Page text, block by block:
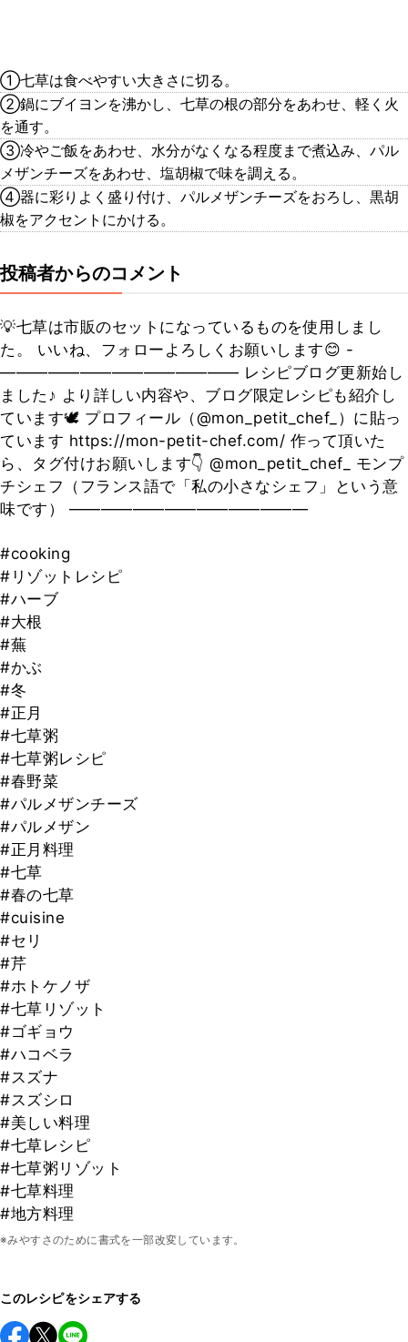
①七草は食べやすい大きさに切る。
②鍋にブイヨンを沸かし、七草の根の部分をあわせ、軽く火
を通す。
③冷やご飯をあわせ、水分がなくなる程度まで煮込み、パル
メザンチーズをあわせ、塩胡椒で味を調える。
④器に彩りよく盛り付け、パルメザンチーズをおろし、黒胡
椒をアクセントにかける。
投稿者からのコメント
💡七草は市販のセットになっているものを使用しまし
た。 いいね、フォローよろしくお願いします😊 -
——————————————— レシピブログ更新始し
ました♪ より詳しい内容や、ブログ限定レシピも紹介し
ています🕊 プロフィール（@mon_petit_chef_）に貼っ
ています https://mon-petit-chef.com/ 作って頂いた
ら、タグ付けお願いします👇 @mon_petit_chef_ モンプ
チシェフ（フランス語で「私の小さなシェフ」という意
味です） ———————————————
#cooking
#リゾットレシピ
#ハーブ
#大根
#蕪
#かぶ
#冬
#正月
#七草粥
#七草粥レシピ
#春野菜
#パルメザンチーズ
#パルメザン
#正月料理
#七草
#春の七草
#cuisine
#セリ
#芹
#ホトケノザ
#七草リゾット
#ゴギョウ
#ハコベラ
#スズナ
#スズシロ
#美しい料理
#七草レシピ
#七草粥リゾット
#七草料理
#地方料理
※みやすさのために書式を一部改変しています。
このレシピをシェアする